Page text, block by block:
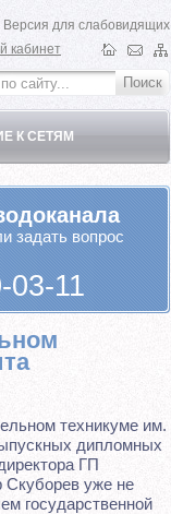
Версия для слабовидящих
кабинет
К СЕТЯМ
задать вопрос
11
техникуме им.
дипломных
ГП
Скуборев уже не
государственной